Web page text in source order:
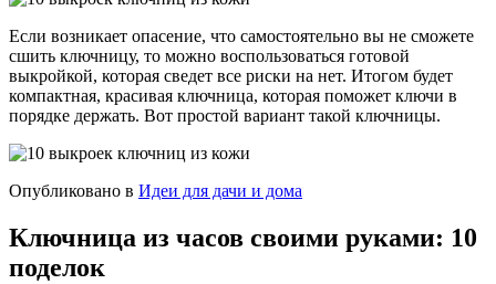
Если возникает опасение, что самостоятельно вы не сможете
сшить ключницу, то можно воспользоваться готовой
выкройкой, которая сведет все риски на нет. Итогом будет
компактная, красивая ключница, которая поможет ключи в
порядке держать. Вот простой вариант такой ключницы.
Опубликовано в Идеи для дачи и дома
Ключница из часов своими руками: 10
поделок